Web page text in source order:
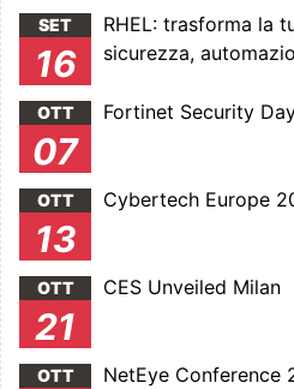
SET
16
RHEL: trasforma la
sicurezza,
OTT
07
Fortinet Security
OTT
13
Cybertech Europe
OTT
21
CES Unveiled Milan
OTT NetEye Conference